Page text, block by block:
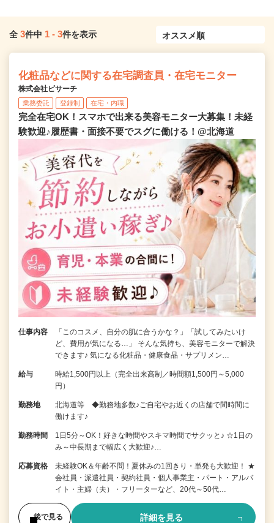
全 3件中 1 - 3件を表示
化粧品などに関する在宅調査員・在宅モニター
株式会社ビサーチ
業務委託 登録制 在宅・内職
完全在宅OK！スマホで出来る美容モニター大募集！未経
験歓迎♪履歴書・面接不要でスグに働ける！@北海道
仕事内容
「このコスメ、自分の肌に合うかな？」「試してみたいけ
ど、費用が気になる…」 そんな気持ち、美容モニターで解決
できます♪ 気になる化粧品・健康食品・サプリメン…
給与
時給1,500円以上（完全出来高制／時間額1,500円～5,000
円）
勤務地
北海道等 ◆勤務地多数♪ご自宅やお近くの店舗で間時間に
働けます♪
勤務時間
1日5分～OK！好きな時間やスキマ時間でサクッと♪ ☆1日の
み～中長期まで幅広く大歓迎♪…
応募資格
未経験OK＆年齢不問！夏休みの1回きり・単発も大歓迎！ ★
会社員・派遣社員・契約社員・個人事業主・パート・アルバ
イト・主婦（夫）・フリーターなど、20代～50代…
後で見る 詳細を見る